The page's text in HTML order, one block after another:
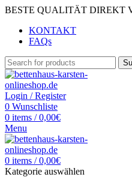
BESTE QUALITÄT DIREKT
KONTAKT
FAQs
Login / Register
0 Wunschliste
0 items / 0,00€
Menu
0 items / 0,00€
Kategorie auswählen